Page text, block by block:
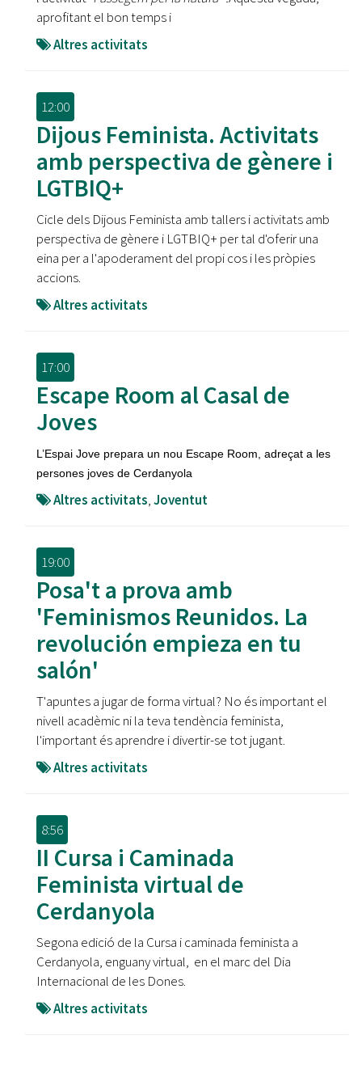
aprofitant el bon temps i
Altres activitats
12:00
Dijous Feminista. Activitats
amb perspectiva de gènere i
LGTBIQ+
Cicle dels Dijous Feminista amb tallers i activitats amb
perspectiva de gènere i LGTBIQ+ per tal d'oferir una
eina per a l'apoderament del propi cos i les pròpies
accions.
Altres activitats
17:00
Escape Room al Casal de
Joves
L’Espai Jove prepara un nou Escape Room, adreçat a les
persones joves de Cerdanyola
Altres activitats,Joventut
19:00
Posa't a prova amb
'Feminismos Reunidos. La
revolución empieza en tu
salón'
T'apuntes a jugar de forma virtual? No és important el
nivell acadèmic ni la teva tendència feminista,
l'important és aprendre i divertir-se tot jugant.
Altres activitats
8:56
II Cursa i Caminada
Feminista virtual de
Cerdanyola
Segona edició de la Cursa i caminada feminista a
Cerdanyola, enguany virtual, en el marc del Dia
Internacional de les Dones.
Altres activitats